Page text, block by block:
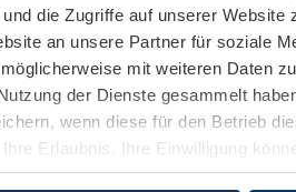
die Zugriffe auf unserer Website
an unsere Partner für soziale
mit weiteren Daten
der Dienste gesammelt
wenn diese für den Betrieb
Erlaubnis. Ihre Einwilligung
Website ändern oder